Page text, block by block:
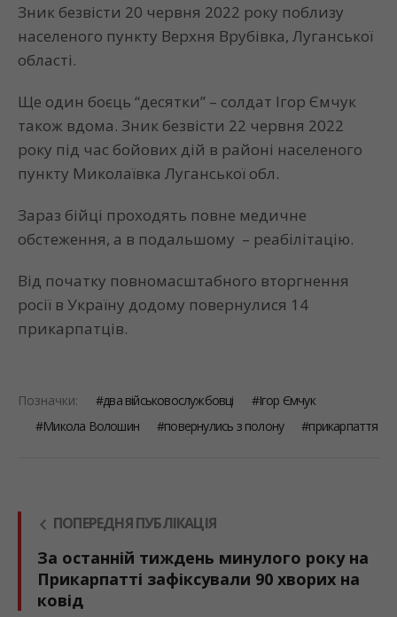
Зник безвісти 20 червня 2022 року поблизу
населеного пункту Верхня Врубівка, Луганської
області.
Ще один боєць “десятки” – солдат Ігор Ємчук
також вдома. Зник безвісти 22 червня 2022
року під час бойових дій в районі населеного
пункту Миколаївка Луганської обл.
Зараз бійці проходять повне медичне
обстеження, а в подальшому – реабілітацію.
Від початку повномасштабного вторгнення
росії в Україну додому повернулися 14
прикарпатців.
Позначки: два військовослужбовці
Ігор Ємчук
Микола Волошин
повернулись з полону прикарпаття
ПОПЕРЕДНЯ ПУБЛІКАЦІЯ
За останній тиждень минулого року на
Прикарпатті зафіксували 90 хворих на
ковід